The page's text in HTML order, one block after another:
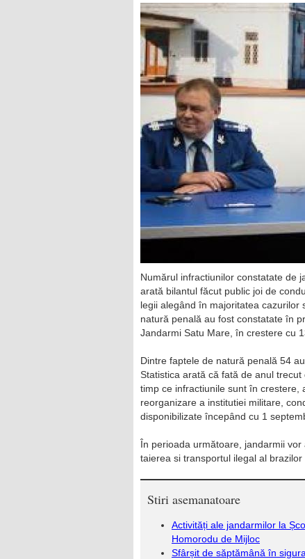
Numărul infractiunilor constatate de
arată bilantul făcut public joi de
legii alegând în majoritatea
natură penală au fost constatate în
Jandarmi Satu Mare, în crestere cu
Dintre faptele de natură penală 54
Statistica arată că fată de anul
timp ce infractiunile sunt în crestere,
reorganizare a institutiei militare,
disponibilizate începând cu 1
În perioada următoare, jandarmii
taierea si transportul ilegal al
Stiri asemanatoare
Activități ale jandarmilor la
Homorodu de Mijloc
Sfârșit de săptămână în